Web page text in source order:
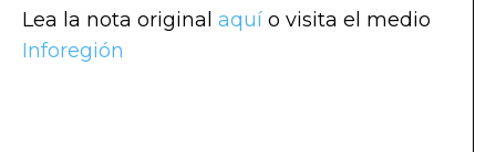
Lea la nota original aquí o visita el medio
Inforegión